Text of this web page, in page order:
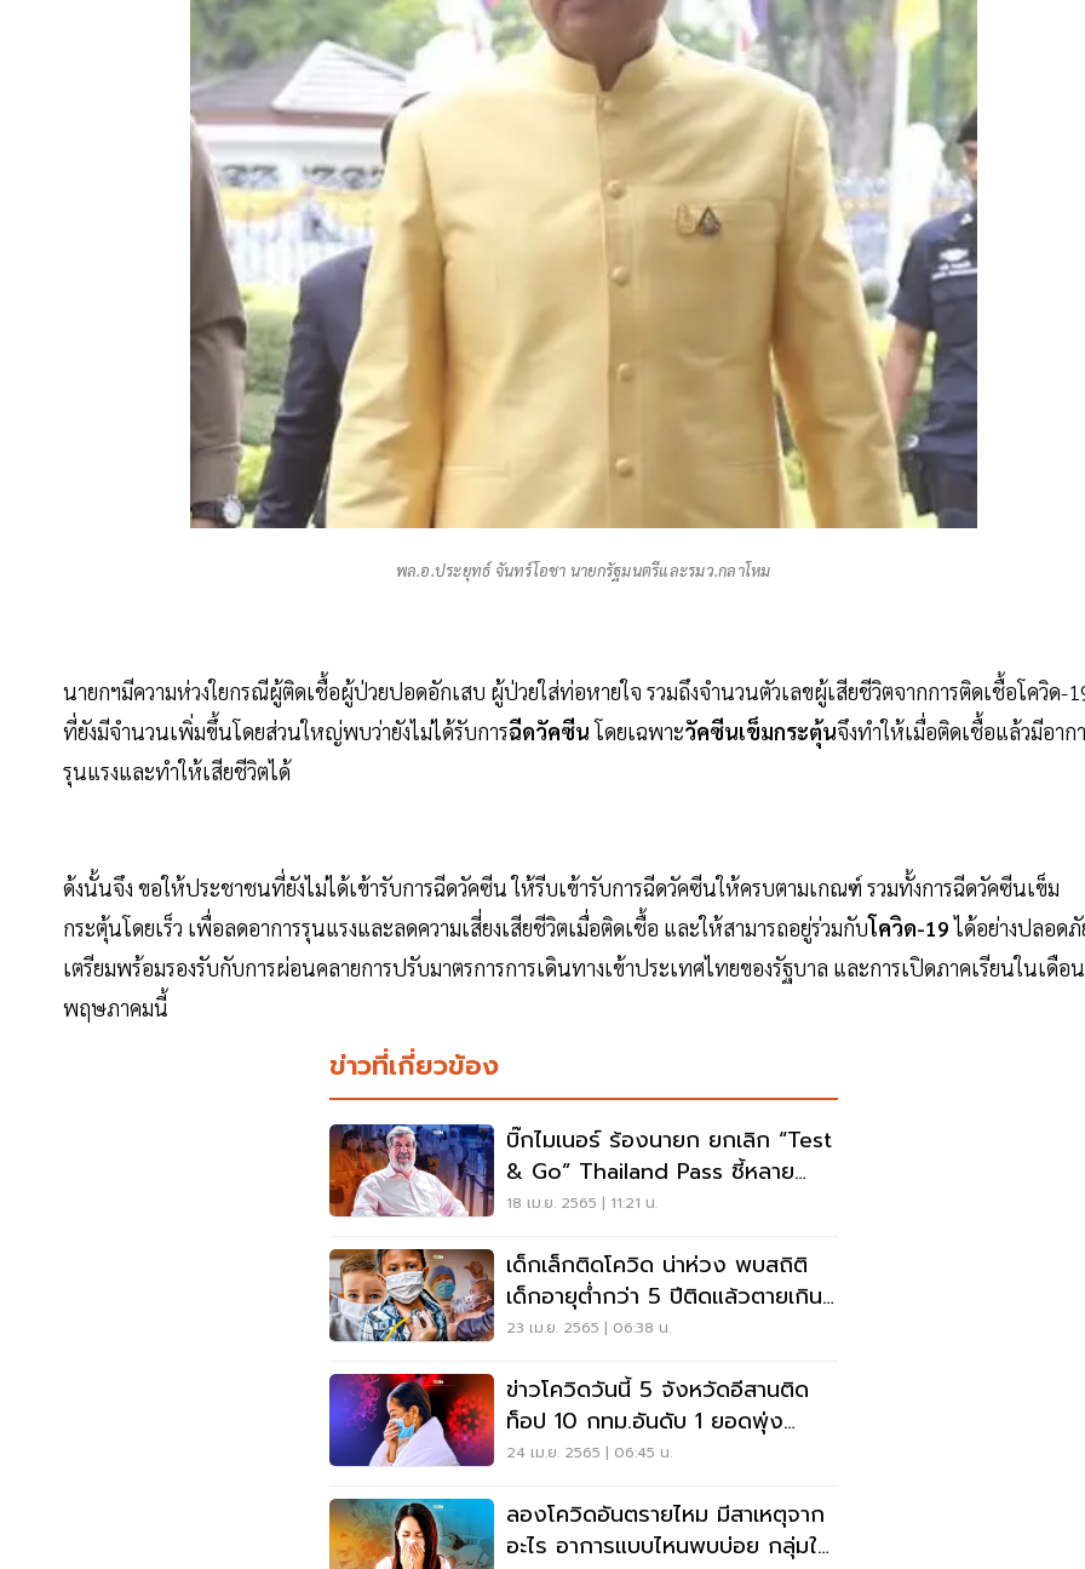
พล.อ.ประยุทธ์ จันทร์โอชา นายกรัฐมนตรีและรมว.กลาโหม
นายกฯมีความห่วงใยกรณีผู้ติดเชื้อผู้ป่วยปอดอักเสบ ผู้ป่วยใส่ท่อหายใจ รวมถึงจำนวนตัวเลขผู้เสียชีวิตจากการติดเชื้อโควิด-
ที่ยังมีจำนวนเพิ่มขึ้นโดยส่วนใหญ่พบว่ายังไม่ได้รับการฉีดวัคซีนโดยเฉพาะวัคซีนเข็มกระตุ้นจึงทำให้เมื่อติดเชื้อแล้วมีอาก
รุนแรงและทำให้เสียชีวิตได้
ด้งนั้นจึง ขอให้ประชาชนที่ยังไม่ได้เข้ารับการฉีดวัคซีน ให้รีบเข้ารับการฉีดวัคซีนให้ครบตามเกณฑ์ รวมทั้งการฉีดวัคซีนเข็ม
กระตุ้นโดยเร็ว เพื่อลดอาการรุนแรงและลดความเสี่ยงเสียชีวิตเมื่อติดเชื้อ และให้สามารถอยู่ร่วมกับโควิด-19ได้อย่างปลอด
เตรียมพร้อมรองรับกับการผ่อนคลายการปรับมาตรการการเดินทางเข้าประเทศไทยของรัฐบาล และการเปิดภาคเรียนในเดือน
พฤษภาคมนี้
ข่าวที่เกี่ยวข้อง
บิ๊กไมเนอร์ ร้องนายก ยกเลิก “Test
& Go” Thailand Pass ชี้หลาย
ประเทศปลดล็อกแล้ว
18 เม.ย. 2565 | 11:21 น.
เด็กเล็กติดโควิด น่าห่วง พบสถิติ
เด็กอายุต่ำกว่า 5 ปีติดแล้วตายเกิน
ครึ่ง
23 เม.ย. 2565 | 06:38 น.
ข่าวโควิดวันนี้ 5 จังหวัดอีสานติด
ท็อป 10 กทม.อันดับ 1 ยอดพุ่ง
3,200 ราย
24 เม.ย. 2565 | 06:45 น.
ลองโควิดอันตรายไหม มีสาเหตุจาก
อะไร อาการแบบไหนพบบ่อย กลุ่มใด